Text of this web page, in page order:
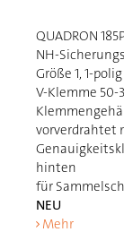
QUADRON
NH-
Größe 1, 1-
V-Klemme 50-
vorverdrahtet
hinten
für
NEU
Mehr